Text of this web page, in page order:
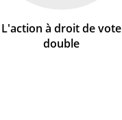
L'action à droit de vote
double